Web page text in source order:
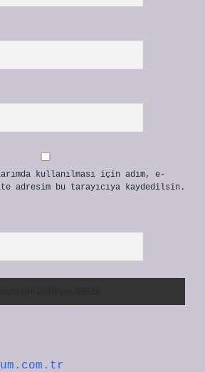
kullanılması için adım, e-
adresim bu tarayıcıya kaydedilsin.